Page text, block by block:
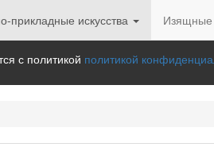
прикладные искусства Изящные
с политикой политикой